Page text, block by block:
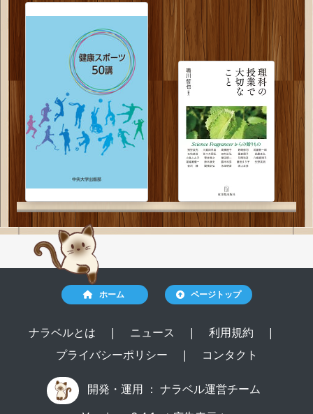
ホーム ページトップ
ナラベルとは | ニュース | 利用規約
|
プライバシーポリシー
| コンタクト
開発・運用 ： ナラベル運営チーム